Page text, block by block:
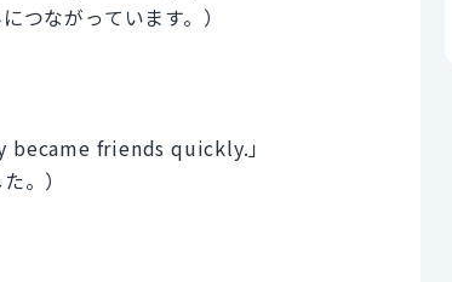
つながっています。）
friends quickly.」
。）